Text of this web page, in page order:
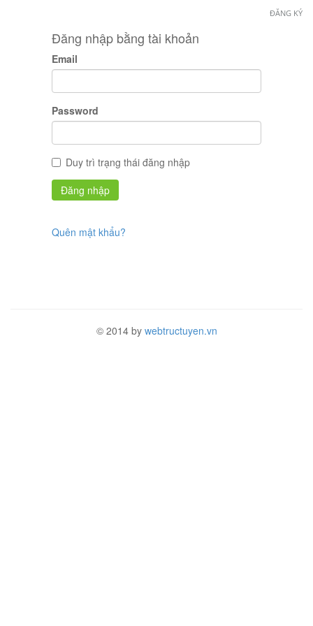
ĐĂNG KÝ
Đăng nhập bằng tài khoản
Email
Password
Duy trì trạng thái đăng nhập
Quên mật khẩu?
© 2014 by webtructuyen.vn